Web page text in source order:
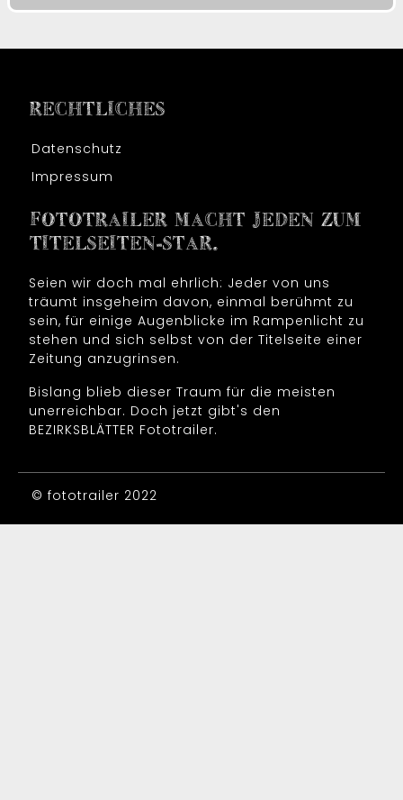
RECHTLICHES
Datenschutz
Impressum
FOTOTRAILER MACHT JEDEN ZUM
TITELSEITEN-STAR.
Seien wir doch mal ehrlich: Jeder von uns
träumt insgeheim davon, einmal berühmt zu
sein, für einige Augenblicke im Rampenlicht zu
stehen und sich selbst von der Titelseite einer
Zeitung anzugrinsen.
Bislang blieb dieser Traum für die meisten
unerreichbar. Doch jetzt gibt's den
BEZIRKSBLÄTTER Fototrailer.
© fototrailer 2022